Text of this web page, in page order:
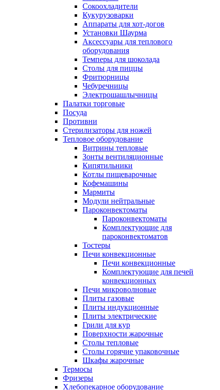
Сокоохладители
Кукурузоварки
Аппараты для хот-догов
Установки Шаурма
Аксессуары для теплового
оборудования
Темперы для шоколада
Столы для пиццы
Фритюрницы
Чебуречницы
Электрошашлычницы
Палатки торговые
Посуда
Противни
Стерилизаторы для ножей
Тепловое оборудование
Витрины тепловые
Зонты вентиляционные
Кипятильники
Котлы пищеварочные
Кофемашины
Мармиты
Модули нейтральные
Пароконвектоматы
Пароконвектоматы
Комплектующие для
пароконвектоматов
Тостеры
Печи конвекционные
Печи конвекционные
Комплектующие для печей
конвекционных
Печи микроволновые
Плиты газовые
Плиты индукционные
Плиты электрические
Грили для кур
Поверхности жарочные
Столы тепловые
Столы горячие упаковочные
Шкафы жарочные
Термосы
Фризеры
Хлебопекарное оборудование